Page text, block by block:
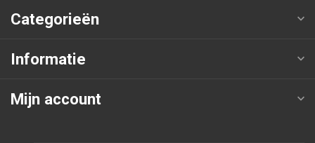
Categorieën
Informatie
Mijn account